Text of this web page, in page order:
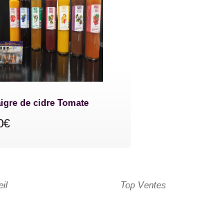
de cidre Tomate
Top Ventes